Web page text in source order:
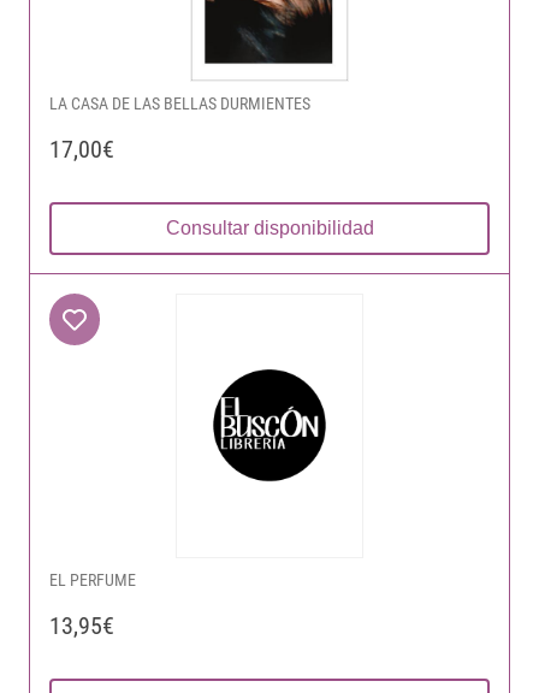
LA CASA DE LAS BELLAS DURMIENTES
17,00€
Consultar disponibilidad
EL PERFUME
13,95€